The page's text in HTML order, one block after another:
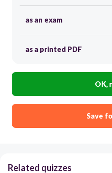
as an exam
as a printed PDF
OK,
Save
Related quizzes